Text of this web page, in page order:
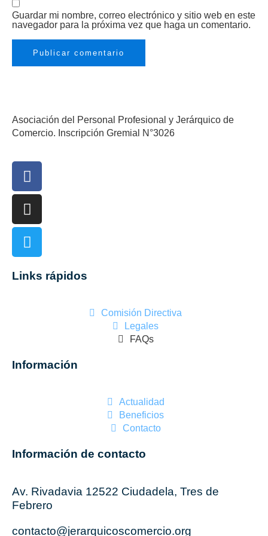
Guardar mi nombre, correo electrónico y sitio web en este
navegador para la próxima vez que haga un comentario.
Asociación del Personal Profesional y Jerárquico de
Comercio. Inscripción Gremial N°3026
Links rápidos
Comisión Directiva
Legales
FAQs
Información
Actualidad
Beneficios
Contacto
Información de contacto
Av. Rivadavia 12522 Ciudadela, Tres de
Febrero
contacto@jerarquicoscomercio.org